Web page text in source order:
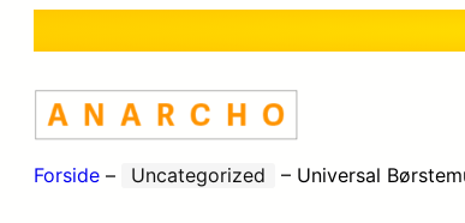
Forside – Uncategorized – Universal